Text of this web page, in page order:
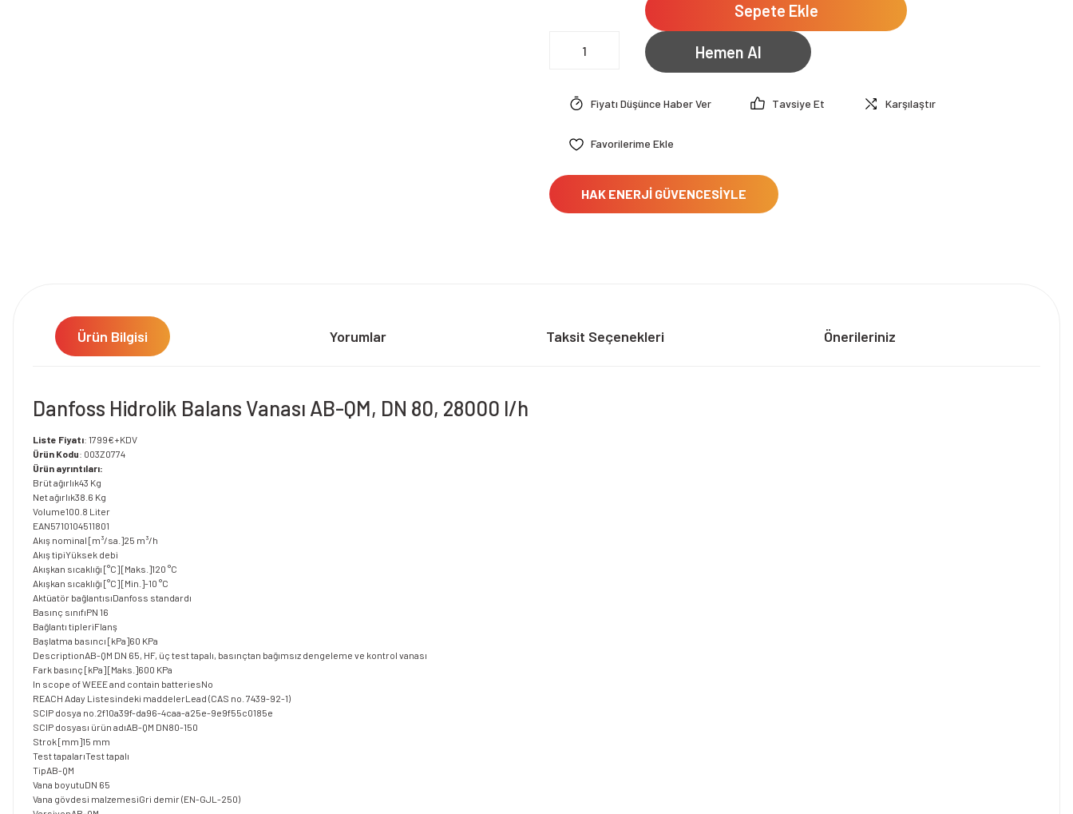
Sepete Ekle
Hemen Al
Fiyatı Düşünce Haber Ver Tavsiye Et Karşılaştır
HAK ENERJİ GÜVENCESİYLE
Ürün Bilgisi Yorumlar Taksit Seçenekleri Önerileriniz
Danfoss Hidrolik Balans Vanası AB-QM, DN 80, 28000 l/h
Liste Fiyatı: 1799€+KDV
Ürün Kodu: 003Z0774
Ürün ayrıntıları:
Brüt ağırlık43 Kg
Net ağırlık38.6 Kg
Volume100.8 Liter
EAN5710104511801
Akış nominal [m³/sa.]25 m³/h
Akış tipiYüksek debi
Akışkan sıcaklığı [°C] [Maks.]120 °C
Akışkan sıcaklığı [°C] [Min.]-10 °C
Aktüatör bağlantısıDanfoss standardı
Basınç sınıfıPN 16
Bağlantı tipleriFlanş
Başlatma basıncı [kPa]60 KPa
DescriptionAB-QM DN 65, HF, üç test tapalı, basınçtan bağımsız dengeleme ve kontrol vanası
Fark basınç [kPa] [Maks.]600 KPa
In scope of WEEE and contain batteriesNo
REACH Aday Listesindeki maddelerLead (CAS no. 7439-92-1)
SCIP dosya no. 2f10a39f-da96-4caa-a25e-9e9f55c0185e
SCIP dosyası ürün adıAB-QM DN80-150
Strok [mm]15 mm
Test tapalarıTest tapalı
TipAB-QM
Vana boyutuDN 65
Vana gövdesi malzemesiGri demir (EN-GJL-250)